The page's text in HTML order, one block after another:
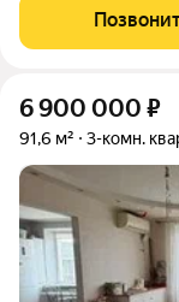
экологией. 20
детские сады.
6 900 000 ₽
91,6 м² 3-комн.